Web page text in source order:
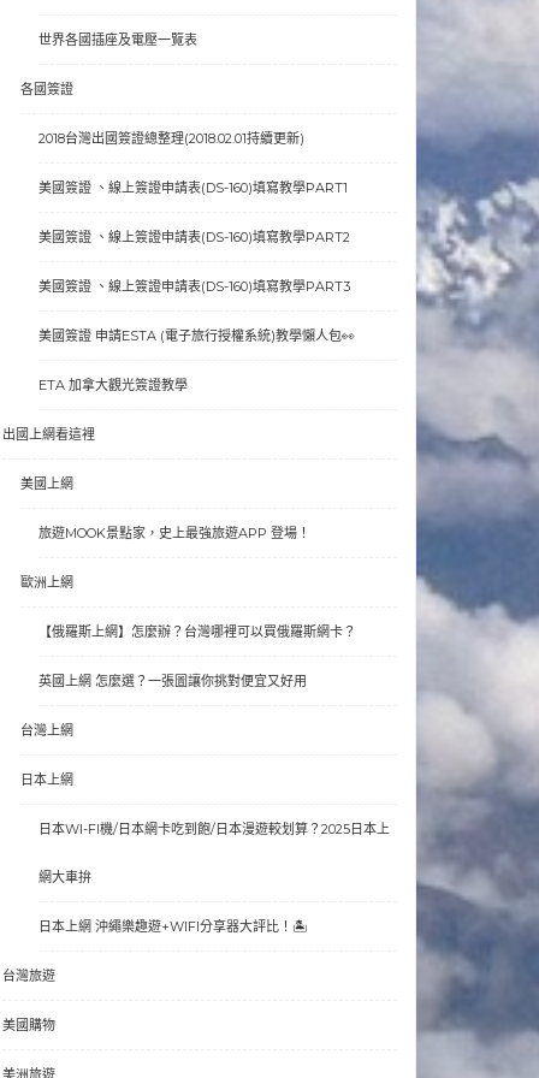
世界各國插座及電壓一覽表
各國簽證
2018台灣出國簽證總整理(2018.02.01持續更新)
美國簽證 、線上簽證申請表(DS-160)填寫教學PART1
美國簽證 、線上簽證申請表(DS-160)填寫教學PART2
美國簽證 、線上簽證申請表(DS-160)填寫教學PART3
美國簽證 申請ESTA (電子旅行授權系統)教學懶人包👀
ETA 加拿大觀光簽證教學
出國上網看這裡
美國上網
旅遊MOOK景點家，史上最強旅遊APP 登場！
歐洲上網
【俄羅斯上網】怎麼辦？台灣哪裡可以買俄羅斯網卡？
英國上網 怎麼選？一張圖讓你挑對便宜又好用
台灣上網
日本上網
日本WI-FI機/日本網卡吃到飽/日本漫遊較划算？2025日本上
網大車拚
日本上網 沖繩樂趣遊+WIFI分享器大評比！🏝
台灣旅遊
美國購物
美洲旅遊